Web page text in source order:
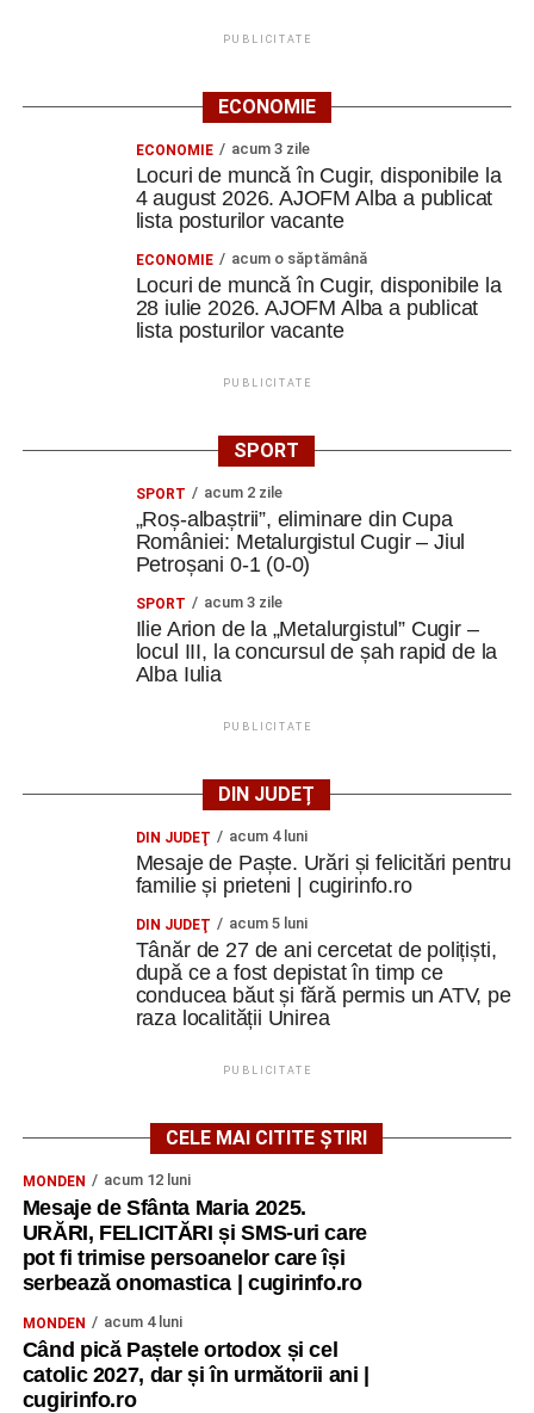
PUBLICITATE
ECONOMIE
ECONOMIE acum 3 zile
Locuri de muncă în Cugir, disponibile la
4 august 2026. AJOFM Alba a publicat
lista posturilor vacante
ECONOMIE acum o săptămână
Locuri de muncă în Cugir, disponibile la
28 iulie 2026. AJOFM Alba a publicat
lista posturilor vacante
PUBLICITATE
SPORT
SPORT acum 2 zile
„Roș-albaștrii”, eliminare din Cupa
României: Metalurgistul Cugir – Jiul
Petroșani 0-1 (0-0)
SPORT acum 3 zile
Ilie Arion de la „Metalurgistul” Cugir –
locul III, la concursul de șah rapid de la
Alba Iulia
PUBLICITATE
DIN JUDEȚ
DIN JUDEŢ acum 4 luni
Mesaje de Paște. Urări și felicitări pentru
familie și prieteni | cugirinfo.ro
DIN JUDEŢ acum 5 luni
Tânăr de 27 de ani cercetat de polițiști,
după ce a fost depistat în timp ce
conducea băut și fără permis un ATV, pe
raza localității Unirea
PUBLICITATE
CELE MAI CITITE ȘTIRI
MONDEN acum 12 luni
Mesaje de Sfânta Maria 2025.
URĂRI, FELICITĂRI și SMS-uri care
pot fi trimise persoanelor care își
serbează onomastica | cugirinfo.ro
MONDEN acum 4 luni
Când pică Paștele ortodox și cel
catolic 2027, dar și în următorii ani |
cugirinfo.ro